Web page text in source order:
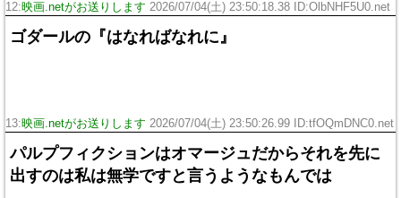
12:映画.netがお送りします 2026/07/04(土) 23:50:18.38 ID:OlbNHF5U0.net
ゴダールの『はなればなれに』
13:映画.netがお送りします 2026/07/04(土) 23:50:26.99 ID:tfOQmDNC0.net
パルプフィクションはオマージュだからそれを先に
出すのは私は無学ですと言うようなもんでは